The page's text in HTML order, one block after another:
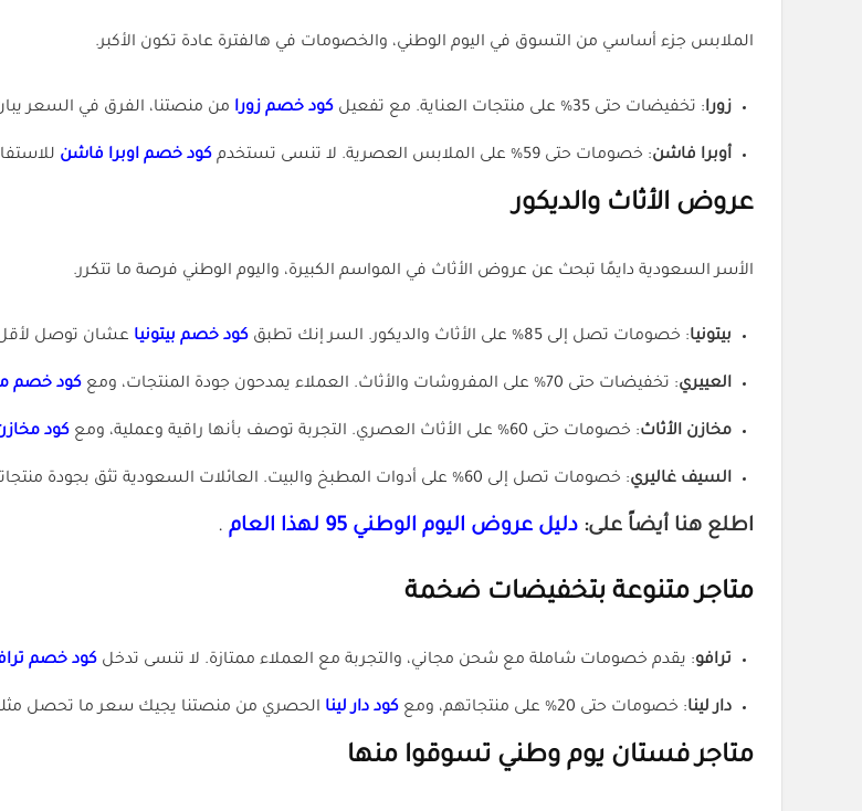
الملابس جزء أساسي من التسوق في اليوم الوطني، والخصومات في هالفترة عادة تكون الأكبر.
زورا: تخفيضات حتى 35% على منتجات العناية. مع تفعيل كود خصم زورا من منصتنا، الفرق في السعر
أوبرا فاشن: خصومات حتى 59% على الملابس العصرية. لا تنسى تستخدم كود خصم اوبرا فاشن
عروض الأثاث والديكور
الأسر السعودية دايمًا تبحث عن عروض الأثاث في المواسم الكبيرة، واليوم الوطني فرصة ما تتكرر.
بيتونيا: خصومات تصل إلى 85% على الأثاث والديكور. السر إنك تطبق كود خصم بيتونيا عشان توصل
العييري: تخفيضات حتى 70% على المفروشات والأثاث. العملاء يمدحون جودة المنتجات، ومع كود خصم
مخازن الأثاث: خصومات حتى 60% على الأثاث العصري. التجربة توصف بأنها راقية وعملية، ومع كود
السيف غاليري: خصومات تصل إلى 60% على أدوات المطبخ والبيت. العائلات السعودية تثق بجودة منتجاتهم، ومع
اطلع هنا أيضاً على: دليل عروض اليوم الوطني 95 لهذا العام .
متاجر متنوعة بتخفيضات ضخمة
ترافو: يقدم خصومات شاملة مع شحن مجاني، والتجربة مع العملاء ممتازة. لا تنسى تدخل كود خصم
دار لينا: خصومات حتى 20% على منتجاتهم، ومع كود دار لينا الحصري من منصتنا يجيك سعر ما تحصل
متاجر فستان يوم وطني تسوقوا منها